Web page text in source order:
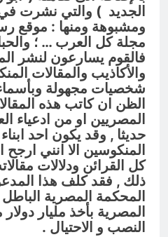
الجديد ) والتي نشرت
ومشبوهة ومنها : موقع
مجلة كل العرب … ؛
فالقوم يسارعون لنشر
والأكاذيب والمقالات
شخصيات مجهولة
الظن ان كاتب هذه
المصريين او من ادعياء
حديثا , وقد يكون احد ابناء
المنكوسين الا انني ارجح
كل القرائن ودلالات
ذلك , فقد كلف هذا
المحكمة المصرية
المصرية بأخذ مليار
النصب و الاحتيال .